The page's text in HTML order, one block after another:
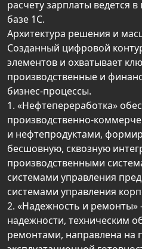
расчету зарплаты ведется
базе 1С.
Архитектура решения и
Созданный цифровой
элементов и охватывает
производственные и
бизнес-процессы.
1. «Нефтепереработка»
производственно-
и нефтепродуктами,
бесшовную, сквозную
производственными
системами управления
системами управления
2. «Надежность и ремонты»
надежности, техническим
ремонтами, направлена на